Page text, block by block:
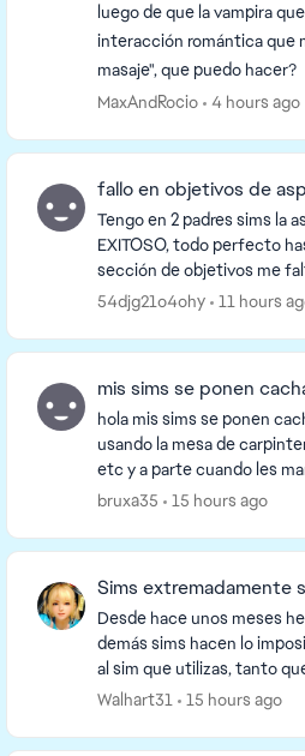
luego de que la vampira
interacción romántica que
masaje", que puedo hacer?
MaxAndRocio
4 hours ago
fallo en objetivos de
Tengo en 2 padres sims la
EXITOSO, todo perfecto
sección de objetivos me
hacer que un hijo niño
54djg21o4ohy 11 hours
mis sims se
hola mis sims se ponen cachas fabricando joyas o
usando la mesa de
etc y a parte cuando les
parados tardan en moverse
bruxa35 15 hours ago
Sims extremadamente
Desde hace unos meses
demás sims hacen lo
al sim que utilizas, tanto
conversaciones estando el
Walhart31 15 hours ago